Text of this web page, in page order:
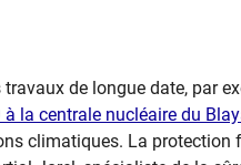
de longue date, par
à la centrale nucléaire du
climatiques. La protection